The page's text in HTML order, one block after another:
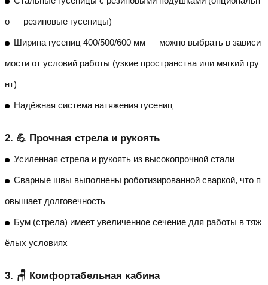
о — резиновые гусеницы)
Ширина гусениц 400/500/600 мм — можно выбрать в зависи
мости от условий работы (узкие пространства или мягкий гру
нт)
Надёжная система натяжения гусениц
2. 💪 Прочная стрела и рукоять
Усиленная стрела и рукоять из высокопрочной стали
Сварные швы выполнены роботизированной сваркой, что п
овышает долговечность
Бум (стрела) имеет увеличенное сечение для работы в тяж
ёлых условиях
3. 🪑 Комфортабельная кабина